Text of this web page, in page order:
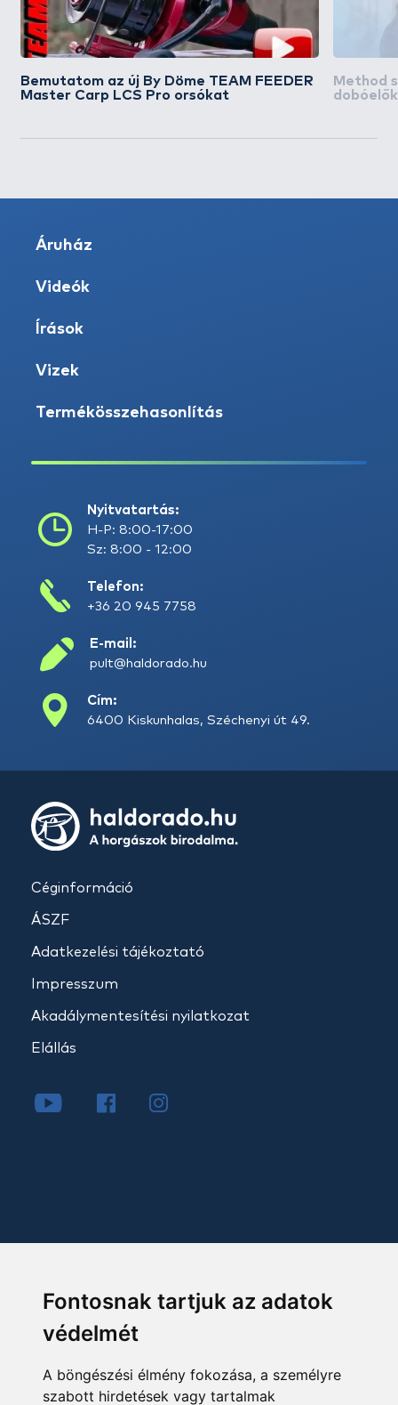
Fontosnak tartjuk az adatok
védelmét
A böngészési élmény fokozása, a személyre
szabott hirdetések vagy tartalmak
Bemutatom az új By Döme TEAM FEEDER
Master Carp LCS Pro orsókat
Method
Áruház
Videók
Írások
Vizek
Termékösszehasonlítás
Nyitvatartás:
H-P: 8:00-17:00
Sz: 8:00 - 12:00
Telefon:
+36 20 945 7758
E-mail:
pult@haldorado.hu
Cím:
6400 Kiskunhalas, Széchenyi út 49.
Céginformáció
ÁSZF
Adatkezelési tájékoztató
Impresszum
Akadálymentesítési nyilatkozat
Elállás